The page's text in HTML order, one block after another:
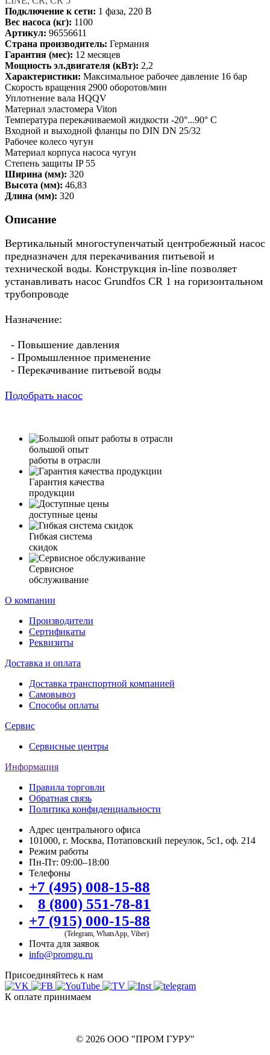
Подключение к сети: 1 фаза, 220 В
Вес насоса (кг): 1100
Артикул: 96556611
Страна производитель: Германия
Гарантия (мес): 12 месяцев
Мощность эл.двигателя (кВт): 2,2
Характеристики: Максимальное рабочее давление 16 бар
Скорость вращения 2900 оборотов/мин
Уплотнение вала HQQV
Материал эластомера Viton
Температура перекачиваемой жидкости -20°...90° C
Входной и выходной фланцы по DIN DN 25/32
Рабочее колесо чугун
Материал корпуса насоса чугун
Степень защиты IP 55
Ширина (мм): 320
Высота (мм): 46,83
Длина (мм): 320
Описание
Вертикальный многоступенчатый центробежный насос
предназначен для перекачивания питьевой и
технической воды. Конструкция in-line позволяет
устанавливать насос Grundfos CR 1 на горизонтальном
трубопроводе
Назначение:
- Повышение давления
- Промышленное применение
- Перекачивание питьевой воды
Подобрать насос
большой опыт
работы в отрасли
Гарантия качества
продукции
доступные цены
Гибкая система
скидок
Сервисное
обслуживание
О компании
Производители
Сертификаты
Реквизиты
Доставка и оплата
Доставка транспортной компанией
Самовывоз
Способы оплаты
Сервис
Сервисные центры
Информация
Правила торговли
Обратная связь
Политика конфиденциальности
Адрес центрального офиса
101000, г. Москва, Потаповский переулок, 5с1, оф. 214
Режим работы
Пн-Пт: 09:00–18:00
Телефоны
+7 (495) 008-15-88
8 (800) 551-78-81
+7 (915) 000-15-88
(Telegram, WhatsApp, Viber)
Почта для заявок
info@promgu.ru
Присоединяйтесь к нам
К оплате принимаем
© 2026 ООО "ПРОМ ГУРУ"